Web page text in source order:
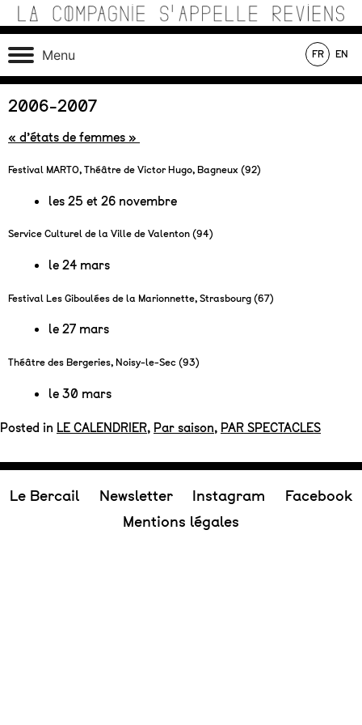
Skip
to
contentLa Compagnie s'Appelle
Théâtre de recherche où se croisent marionnettes,
matériaux, machines, acteurs et compositions sonores au
service d’une écriture poétique.
Menu FR EN
En tournée
2006-2007
« d’états de femmes »
Festival MARTO, Théâtre de Victor Hugo, Bagneux (92)
les 25 et 26 novembre
Service Culturel de la Ville de Valenton (94)
le 24 mars
Festival Les Giboulées de la Marionnette, Strasbourg (67)
le 27 mars
Théâtre des Bergeries, Noisy-le-Sec (93)
le 30 mars
Posted in LE CALENDRIER, Par saison, PAR SPECTACLES
Le Bercail Newsletter Instagram
Facebook
Mentions légales